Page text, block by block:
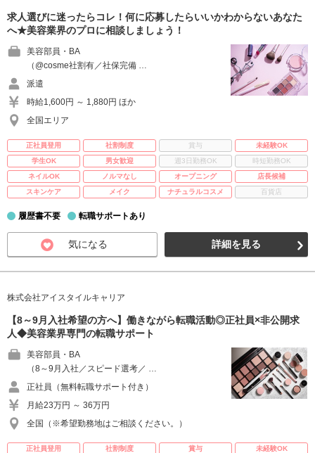
求人選びに迷ったらコレ！何に応募したらいいかわからないあなた
へ★美容業界のプロに相談しましょう！
美容部員・BA
（@cosme社割有／社保完備 …
派遣
時給1,600円 ～ 1,880円 ほか
全国エリア
正社員登用 社割制度 賞与
未経験OK
学生OK
男女歓迎 週3日勤務OK
時短勤務OK
ネイルOK
ノルマなし オープニング
店長候補
スキンケア
メイク ナチュラルコスメ 百貨店
履歴書不要 転職サポートあり
気になる 詳細を見る
株式会社アイスタイルキャリア
【8～9月入社希望の方へ】働きながら転職活動◎正社員×非公開求
人◆美容業界専門の転職サポート
美容部員・BA
（8～9月入社／スピード選考／ …
正社員（無料転職サポート付き）
月給23万円 ～ 36万円
全国（※希望勤務地はご相談ください。）
正社員登用 社割制度 賞与
未経験OK